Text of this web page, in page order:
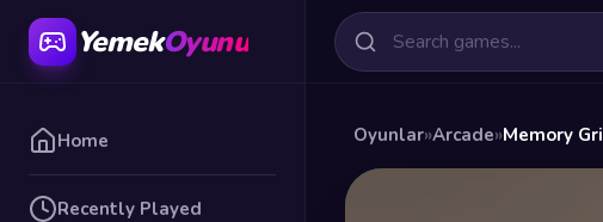
YemekOyunu
Home
Recently Played
Oyunlar»Arcade»Memory